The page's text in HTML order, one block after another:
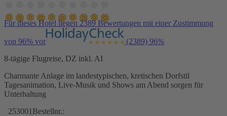
Für dieses Hotel liegen 2389 Bewertungen mit einer Zustimmung
von 96% vor (2389) 96%
8-tägige Flugreise, DZ inkl. AI
Charmante Anlage im landestypischen, kretischen Dorfstil
Tagesanimation, Live-Musik und Shows am Abend sorgen für
Unterhaltung
253001 Bestellnr.: